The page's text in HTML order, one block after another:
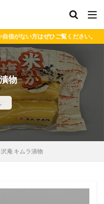
ださい。
物
庵 キムラ漬物